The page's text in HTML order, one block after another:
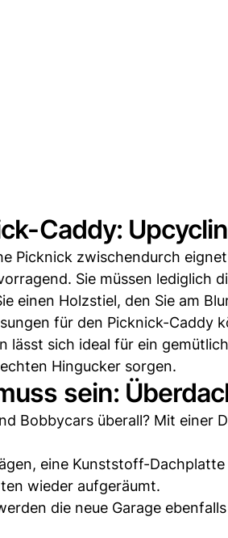
Caddy:
Picknick zwischendurch
Sie müssen lediglich
einen Holzstiel, den Sie am
für den Picknick-Caddy
lässt sich ideal für ein
Hingucker sorgen.
sein:
Bobbycars überall? Mit einer
eine Kunststoff-
wieder aufgeräumt.
die neue Garage